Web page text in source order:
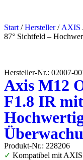
Start /Hersteller/ AXIS
87° Sichtfeld –
Hersteller-Nr.: 02007-
Axis M12
F1.8 IR
Produkt-Nr.: 228206
✓ Kompatibel mit